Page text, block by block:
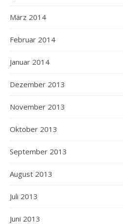
März 2014
Februar 2014
Januar 2014
Dezember 2013
November 2013
Oktober 2013
September 2013
August 2013
Juli 2013
Juni 2013